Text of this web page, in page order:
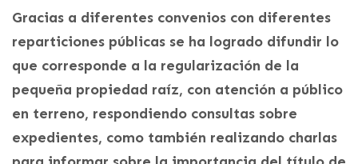
Gracias a diferentes convenios con diferentes
reparticiones públicas se ha logrado difundir lo
que corresponde a la regularización de la
pequeña propiedad raíz, con atención a público
en terreno, respondiendo consultas sobre
expedientes, como también realizando charlas